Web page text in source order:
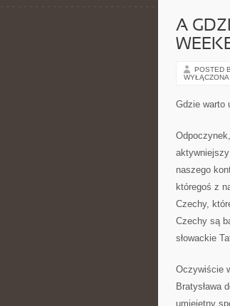
A
POSTED
WYŁĄCZONA
Gdzie warto
naszego
któregoś z
Czechy,
Czechy są
słowackie
Oczywiście
Bratysława
umiejętny